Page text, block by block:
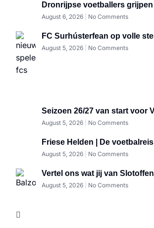
Dronrijpse voetballers
August 6, 2026 No Comments
FC Surhústerfean op volle
August 5, 2026 No Comments
Seizoen 26/27 van start voor
August 5, 2026 No Comments
Friese Helden | De
August 5, 2026 No Comments
Vertel ons wat jij van
August 5, 2026 No Comments